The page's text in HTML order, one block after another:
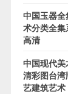
中国玉器
术分类全
高清
中国现代
清彩图台
艺建筑艺术